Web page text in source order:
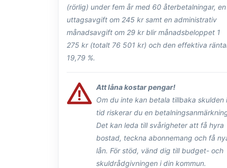
(rörlig) under fem år med 60 återbetalningar, en
uttagsavgift om 245 kr samt en administrativ
månadsavgift om 29 kr blir månadsbeloppet 1
275 kr (totalt 76 501 kr) och den effektiva
19,79 %.
Att låna kostar pengar!
Om du inte kan betala tillbaka skulden i
tid riskerar du en
Det kan leda till svårigheter att få hyra
bostad, teckna abonnemang och få
lån. För stöd, vänd dig till budget- och
skuldrådgivningen i din kommun.